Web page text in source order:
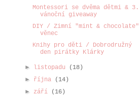
Montessori se dvěma dětmi & 3.
vánoční giveaway
DIY / Zimní "mint & chocolate"
věnec
Knihy pro děti / Dobrodružný
den pirátky Klárky
► listopadu
(18)
► října
(14)
► září
(16)